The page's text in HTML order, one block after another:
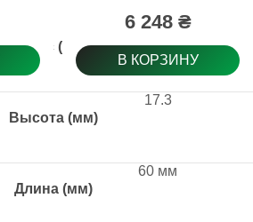
Вес (кг)
Высота (мм)
Длина (мм)
6 248 ₴
В КОРЗИНУ
17.3
60 мм